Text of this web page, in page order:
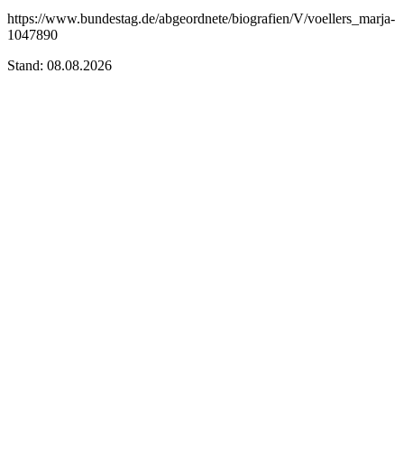
https://www.bundestag.de/abgeordnete/biografien/V/voellers_marja-
1047890
Stand: 08.08.2026